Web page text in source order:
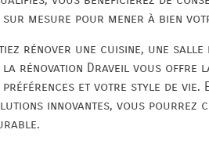
sur mesure pour mener à bien
rénover une cuisine, une salle
rénovation Draveil vous offre
préférences et votre style de vie.
innovantes, vous